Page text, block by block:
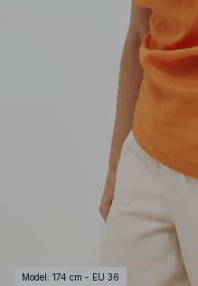
Model : 174 cm - EU 36